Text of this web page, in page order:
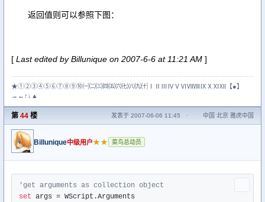
返回值则可以参照下图：
[ Last edited by Billunique on 2007-6-6 at 11:21 AM ]
★①②③④⑤⑥⑦⑧⑨⑩㈠㈡㈢㈣㈤㈥㈦㈧㈨㈩ⅠⅡⅢⅣⅤⅥⅦⅧⅨⅩⅪⅫ【●】
→←↑↓▲
第 44 楼 发表于 2007-06-06 11:45 · 中国 北京 雅虎中国
Billunique中级用户★★ 菜鸟总动员
'get arguments as collection object
set